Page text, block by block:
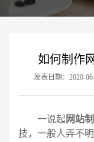
如何制作
发表日期：2020-
一说起网站
技，一般人弄不